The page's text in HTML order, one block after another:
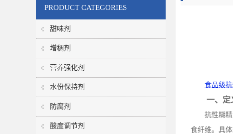
PRODUCT CATEGORIES
甜味剂
增稠剂
营养强化剂
水份保持剂
防腐剂
酸度调节剂
食品级
一、定
抗性糊
食纤维。具